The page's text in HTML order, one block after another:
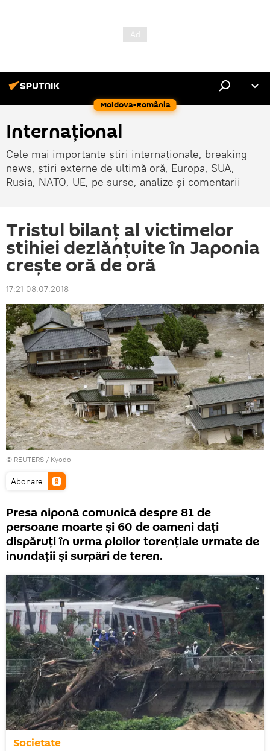
Moldova-România
Internaţional
Cele mai importante știri internaționale, breaking
news, știri externe de ultimă oră, Europa, SUA,
Rusia, NATO, UE, pe surse, analize și comentarii
Tristul bilanț al victimelor
stihiei dezlănțuite în Japonia
crește oră de oră
17:21 08.07.2018
© REUTERS / Kyodo
Abonare
Presa niponă comunică despre 81 de
persoane moarte și 60 de oameni dați
dispăruți în urma ploilor torențiale urmate de
inundații și surpări de teren.
Societate